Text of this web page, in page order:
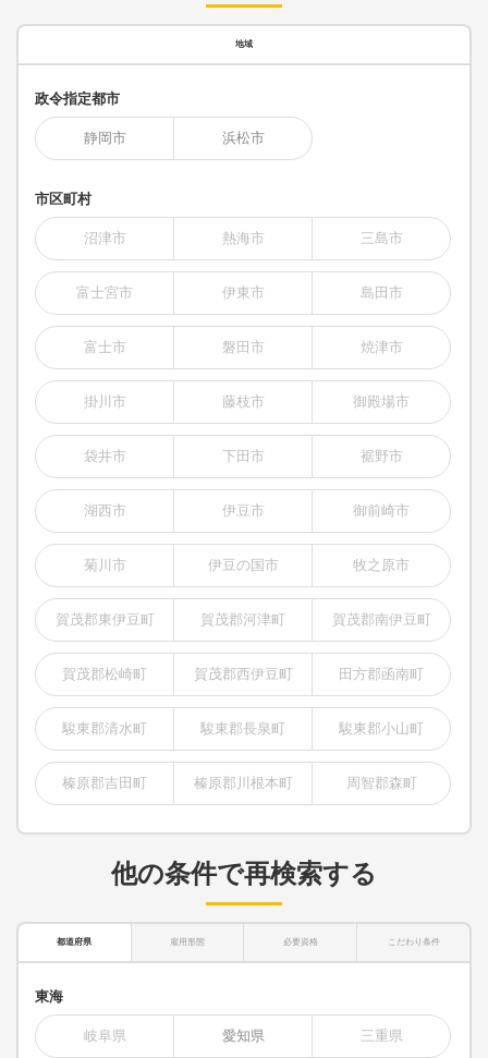
地域
政令指定都市
静岡市 浜松市
市区町村
沼津市 熱海市 三島市
富士宮市 伊東市 島田市
富士市 磐田市 焼津市
掛川市 藤枝市 御殿場市
袋井市 下田市 裾野市
湖西市 伊豆市 御前崎市
菊川市 伊豆の国市 牧之原市
賀茂郡東伊豆町 賀茂郡河津町 賀茂郡南伊豆町
賀茂郡松崎町 賀茂郡西伊豆町 田方郡函南町
駿東郡清水町 駿東郡長泉町 駿東郡小山町
榛原郡吉田町 榛原郡川根本町 周智郡森町
他の条件で再検索する
都道府県 雇用形態 必要資格 こだわり条件
東海
岐阜県 愛知県 三重県